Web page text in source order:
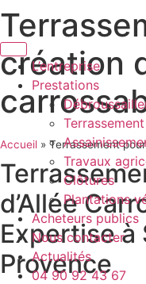
contenu
L’entreprise
Prestations
Travaux
Clôtures
Plantations
Acheteurs publics
Nous contacter
Actualités
04 90 92 43 67
création
Accueil » Terrassement
d’Allée
Expertise
Provence